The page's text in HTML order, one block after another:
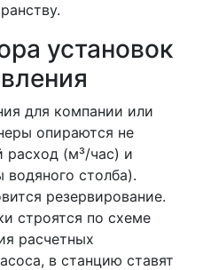
установок
для компании или
опираются не
расход (м³/час) и
столба).
резервирование.
строятся по схеме
расчетных
в станцию ставят